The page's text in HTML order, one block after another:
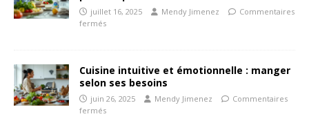
juillet 16, 2025 Mendy Jimenez
Commentaires
fermés
Cuisine intuitive et émotionnelle : manger
selon ses besoins
juin 26, 2025 Mendy Jimenez
Commentaires
fermés